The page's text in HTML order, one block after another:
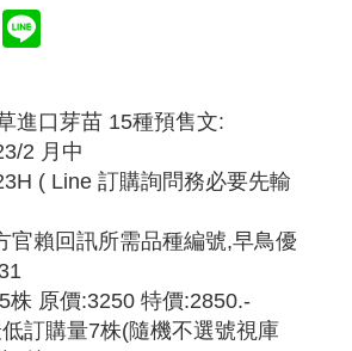
X
進口芽苗 15種預售文:
2 月中
( Line 訂購詢問務必要先輸
官賴回訊所需品種編號,早鳥優
株 原價:3250 特價:2850.-
訂購量7株(隨機不選號視庫